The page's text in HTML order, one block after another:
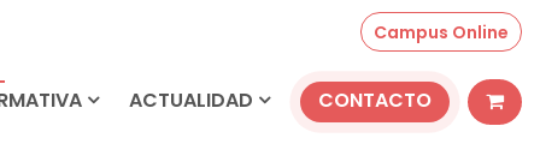
Campus Online
ACTUALIDAD CONTACTO